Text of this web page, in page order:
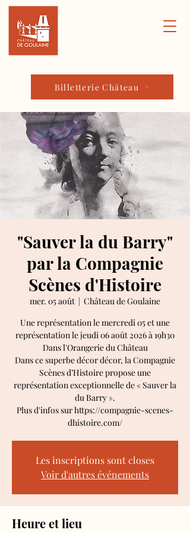
Billetterie Château
"Sauver la du Barry"
par la Compagnie
Scènes d'Histoire
mer. 05 août
  |
Château de Goulaine
Une représentation le mercredi 05 et une
représentation le jeudi 06 août 2026 à 19h30
Dans l'Orangerie du Château
Dans ce superbe décor décor, la Compagnie
Scènes d’Histoire propose une
représentation exceptionnelle de « Sauver la
du Barry ».
Plus d'infos sur https://compagnie-scenes-
dhistoire.com/
Les inscriptions sont closes
Voir d'autres événements
Heure et lieu